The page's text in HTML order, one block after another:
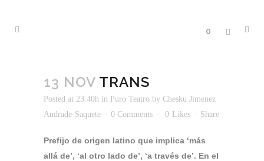
0
13 NOV TRANS
Posted at 23:40h in Puro Teatro by Chesku Jimenez
Andrade-Saquete
0 Comments 0 Likes Share
Prefijo de origen latino que implica ‘más
allá de’, ‘al otro lado de’, ‘a través de’. En el